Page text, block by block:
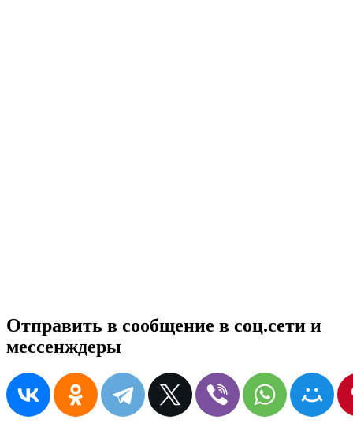
Отправить в сообщение в соц.сети и
мессенждеры